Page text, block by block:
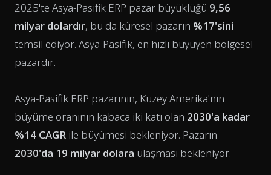
2025'te Asya-Pasifik ERP pazar büyüklüğü 9,56
milyar dolardır, bu da küresel pazarın %17'sini
temsil ediyor. Asya-Pasifik, en hızlı büyüyen bölgesel
pazardır.
Asya-Pasifik ERP pazarının, Kuzey Amerika'nın
büyüme oranının kabaca iki katı olan 2030'a kadar
%14 CAGR ile büyümesi bekleniyor. Pazarın
2030'da 19 milyar dolara ulaşması bekleniyor.